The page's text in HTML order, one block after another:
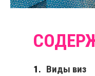
Виды виз